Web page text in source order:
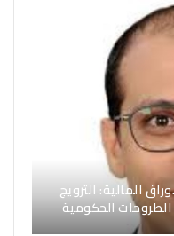
المالية: الترويج
الحكومية